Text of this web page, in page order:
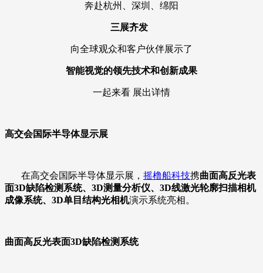
奔赴杭州、深圳、绵阳
三展齐发
向全球观众和客户伙伴展示了
智能视觉的领先技术和创新成果
一起来看 展出详情
高交会国际半导体显示展
在高交会国际半导体显示展， 摇橹船科技携曲面高反光表
面3D缺陷检测系统、3D测量分析仪、3D线激光轮廓扫描相机
成像系统、3D单目结构光相机演示系统亮相。
曲面高反光表面3D缺陷检测系统